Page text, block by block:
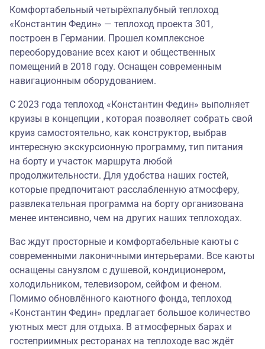
Комфортабельный четырёхпалубный теплоход
«Константин Федин» — теплоход проекта 301,
построен в Германии. Прошел комплексное
переоборудование всех кают и общественных
помещений в 2018 году. Оснащен современным
навигационным оборудованием.
С 2023 года теплоход «Константин Федин» выполняет
круизы в концепции , которая позволяет собрать свой
круиз самостоятельно, как конструктор, выбрав
интересную экскурсионную программу, тип питания
на борту и участок маршрута любой
продолжительности. Для удобства наших гостей,
которые предпочитают расслабленную атмосферу,
развлекательная программа на борту организована
менее интенсивно, чем на других наших теплоходах.
Вас ждут просторные и комфортабельные каюты с
современными лаконичными интерьерами. Все каюты
оснащены санузлом с душевой, кондиционером,
холодильником, телевизором, сейфом и феном.
Помимо обновлённого каютного фонда, теплоход
«Константин Федин» предлагает большое количество
уютных мест для отдыха. В атмосферных барах и
гостеприимных ресторанах на теплоходе вас ждёт